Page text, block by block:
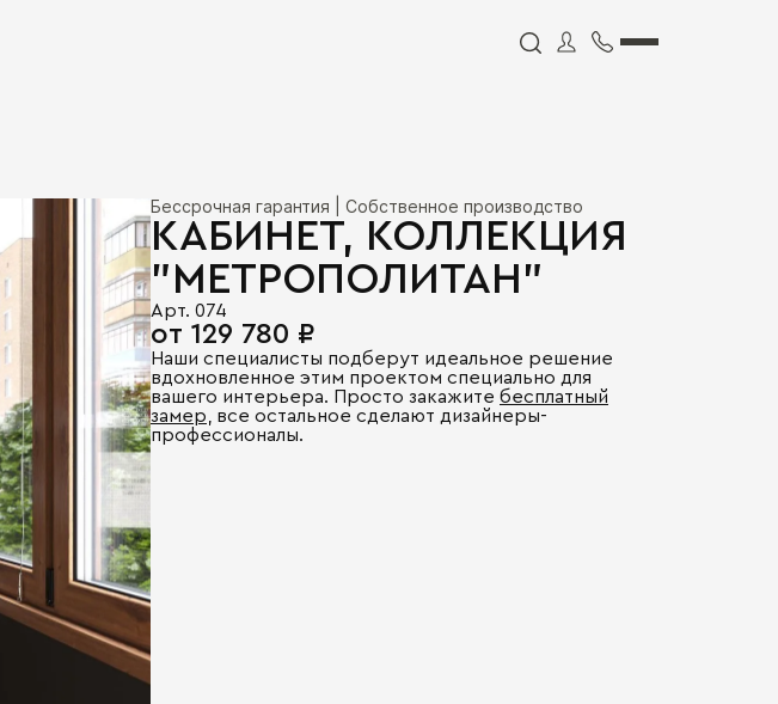
Бессрочная гарантия | Собственное производство
КАБИНЕТ, КОЛЛЕКЦИЯ
"МЕТРОПОЛИТАН"
Арт. 074
от 129 780 ₽
Наши специалисты подберут идеальное решение
вдохновленное этим проектом специально для
вашего интерьера. Просто закажите бесплатный
замер , все остальное сделают дизайнеры-
профессионалы.